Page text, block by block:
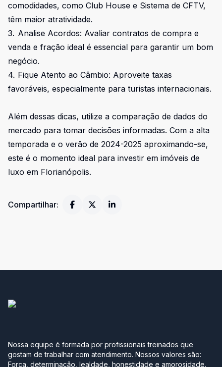
comodidades, como Club House e Sistema de CFTV,
têm maior atratividade.
3. Analise Acordos: Avaliar contratos de compra e
venda e fração ideal é essencial para garantir um bom
negócio.
4. Fique Atento ao Câmbio: Aproveite taxas
favoráveis, especialmente para turistas internacionais.
Além dessas dicas, utilize a comparação de dados do
mercado para tomar decisões informadas. Com a alta
temporada e o verão de 2024-2025 aproximando-se,
este é o momento ideal para investir em imóveis de
luxo em Florianópolis.
Compartilhar:
Nossa equipe é formada por profissionais treinados que
gostam de trabalhar com atendimento. Nossos valores são:
Força, determinação, lealdade, honestidade e amorosidade.